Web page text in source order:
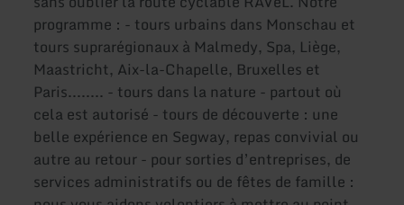
programme : - tours urbains dans Monschau et
tours suprarégionaux à Malmedy, Spa, Liège,
Maastricht, Aix-la-Chapelle, Bruxelles et
Paris........ - tours dans la nature - partout où
cela est autorisé - tours de découverte : une
belle expérience en Segway, repas convivial ou
autre au retour - pour sorties d’entreprises, de
services administratifs ou de fêtes de famille :